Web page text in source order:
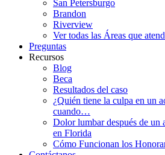
San Petersburgo
Brandon
Riverview
Ver todas las Áreas que
Preguntas
Recursos
Blog
Beca
Resultados del caso
¿Quién tiene la culpa en un
cuando…
Dolor lumbar después de un
en Florida
Cómo Funcionan los